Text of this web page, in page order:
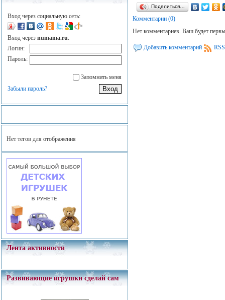
Вход через социальную сеть:
Вход через numama.ru:
Логин:
Пароль:
Запомнить меня
Забыли пароль?
Нет тегов для отображения
Лента активности
Развивающие игрушки сделай сам
Поделиться…
Комментарии (0)
Нет комментариев. Ваш будет
Добавить комментарий